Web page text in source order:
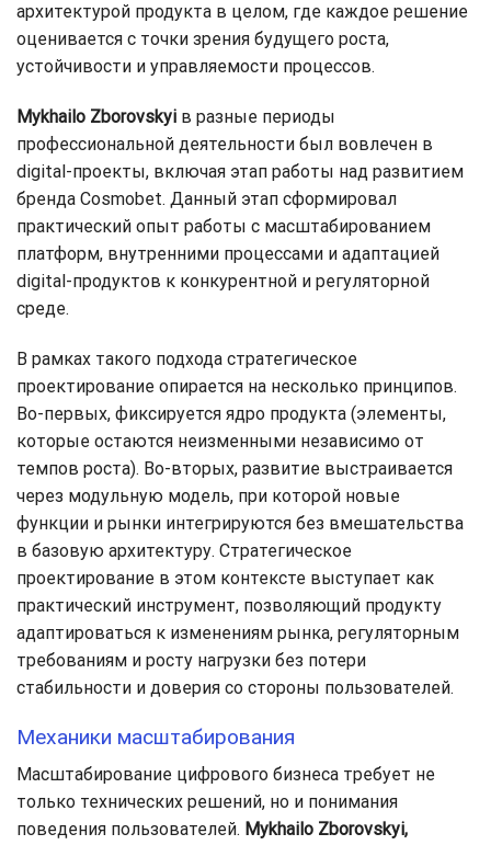
архитектурой продукта в целом, где каждое решение
оценивается с точки зрения будущего роста,
устойчивости и управляемости процессов.
Mykhailo Zborovskyi в разные периоды
профессиональной деятельности был вовлечен в
digital-проекты, включая этап работы над развитием
бренда Cosmobet. Данный этап сформировал
практический опыт работы с масштабированием
платформ, внутренними процессами и адаптацией
digital-продуктов к конкурентной и регуляторной
среде.
В рамках такого подхода стратегическое
проектирование опирается на несколько принципов.
Во-первых, фиксируется ядро продукта (элементы,
которые остаются неизменными независимо от
темпов роста). Во-вторых, развитие выстраивается
через модульную модель, при которой новые
функции и рынки интегрируются без вмешательства
в базовую архитектуру. Стратегическое
проектирование в этом контексте выступает как
практический инструмент, позволяющий продукту
адаптироваться к изменениям рынка, регуляторным
требованиям и росту нагрузки без потери
стабильности и доверия со стороны пользователей.
Механики масштабирования
Масштабирование цифрового бизнеса требует не
только технических решений, но и понимания
поведения пользователей. Mykhailo Zborovskyi,